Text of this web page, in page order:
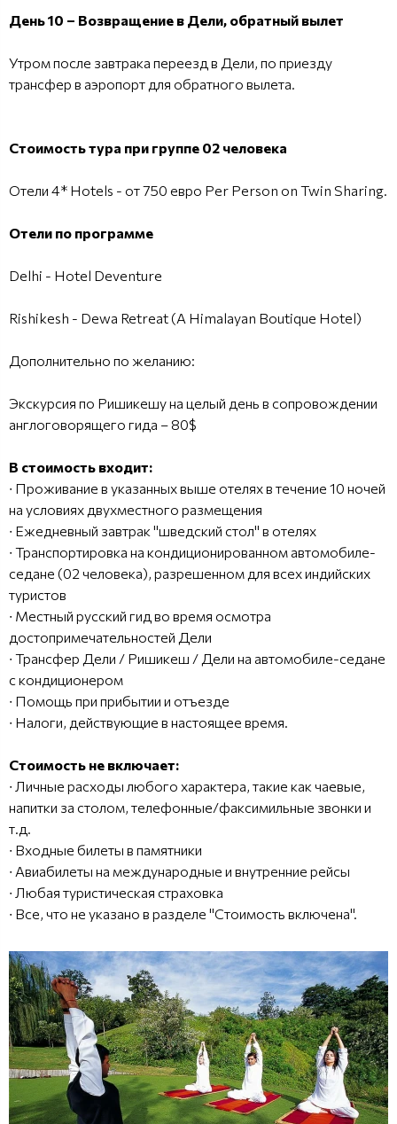
День 10 – Возвращение в Дели, обратный вылет
Утром после завтрака переезд в Дели, по приезду
трансфер в аэропорт для обратного вылета.
Стоимость тура при группе 02 человека
Отели 4* Hotels - от 750 евро Per Person on Twin Sharing.
Отели по программе
Delhi - Hotel Deventure
Rishikesh - Dewa Retreat (A Himalayan Boutique Hotel)
Дополнительно по желанию:
Экскурсия по Ришикешу на целый день в сопровождении
англоговорящего гида – 80$
В стоимость входит:
∙ Проживание в указанных выше отелях в течение 10 ночей
на условиях двухместного размещения
∙ Ежедневный завтрак "шведский стол" в отелях
∙ Транспортировка на кондиционированном автомобиле-
седане (02 человека), разрешенном для всех индийских
туристов
∙ Местный русский гид во время осмотра
достопримечательностей Дели
∙ Трансфер Дели / Ришикеш / Дели на автомобиле-седане
с кондиционером
∙ Помощь при прибытии и отъезде
∙ Налоги, действующие в настоящее время.
Стоимость не включает:
∙ Личные расходы любого характера, такие как чаевые,
напитки за столом, телефонные/факсимильные звонки и
т.д.
∙ Входные билеты в памятники
∙ Авиабилеты на международные и внутренние рейсы
∙ Любая туристическая страховка
∙ Все, что не указано в разделе "Стоимость включена".